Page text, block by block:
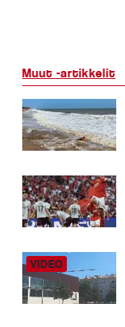
Muut -artikkelit